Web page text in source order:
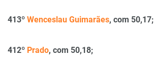
413º Wenceslau Guimarães, com 50,17;
412º Prado, com 50,18;